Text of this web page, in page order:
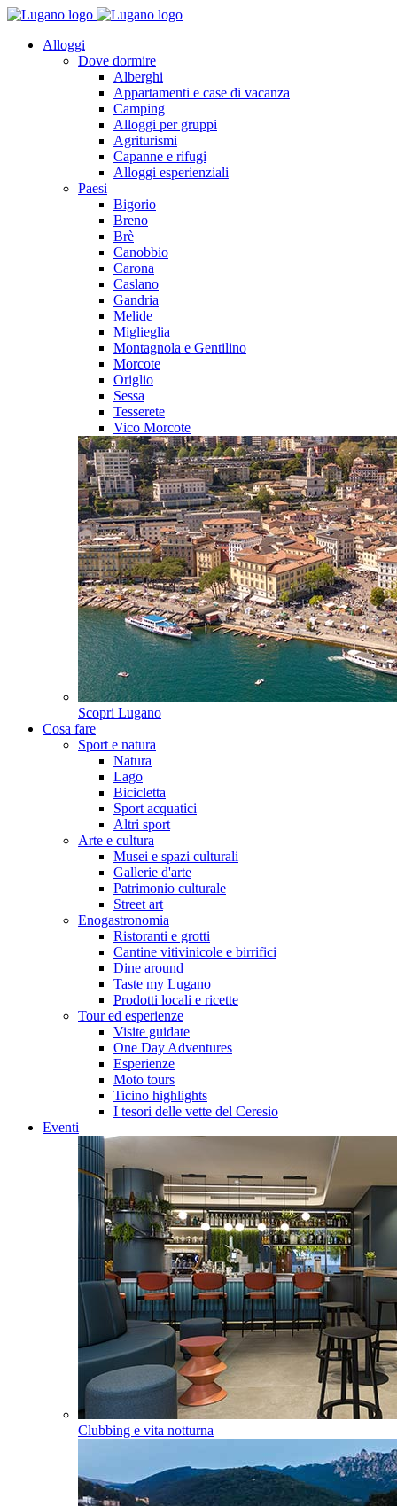
Alloggi
Dove dormire
Alberghi
Appartamenti e case di vacanza
Camping
Alloggi per gruppi
Agriturismi
Capanne e rifugi
Alloggi esperienziali
Paesi
Bigorio
Breno
Brè
Canobbio
Carona
Caslano
Gandria
Melide
Miglieglia
Montagnola e Gentilino
Morcote
Origlio
Sessa
Tesserete
Vico Morcote
Scopri Lugano
Cosa fare
Sport e natura
Natura
Lago
Bicicletta
Sport acquatici
Altri sport
Arte e cultura
Musei e spazi culturali
Gallerie d'arte
Patrimonio culturale
Street art
Enogastronomia
Ristoranti e grotti
Cantine vitivinicole e birrifici
Dine around
Taste my Lugano
Prodotti locali e ricette
Tour ed esperienze
Visite guidate
One Day Adventures
Esperienze
Moto tours
Ticino highlights
I tesori delle vette del Ceresio
Eventi
Clubbing e vita notturna